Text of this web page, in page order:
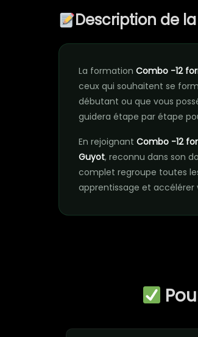
Description de
La formation Combo -12
ceux qui souhaitent se
débutant ou que vous
guidera étape par étape
En rejoignant Combo -12
Guyot, reconnu dans son
complet regroupe toutes
apprentissage et accélérer